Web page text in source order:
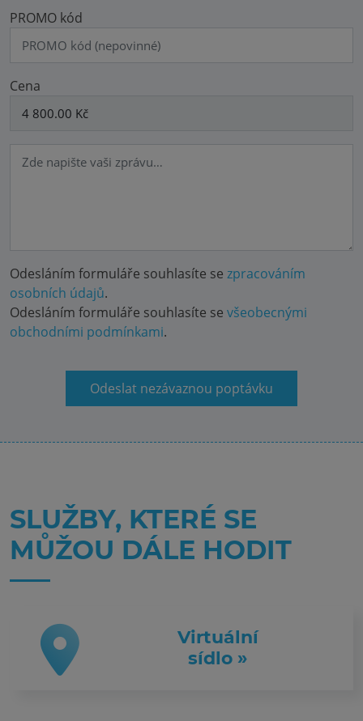
PROMO kód
Cena
Odesláním formuláře souhlasíte se zpracováním
osobních údajů.
Odesláním formuláře souhlasíte se všeobecnými
obchodními podmínkami.
Odeslat nezávaznou poptávku
SLUŽBY, KTERÉ SE
MŮŽOU DÁLE HODIT
Virtuální
sídlo »